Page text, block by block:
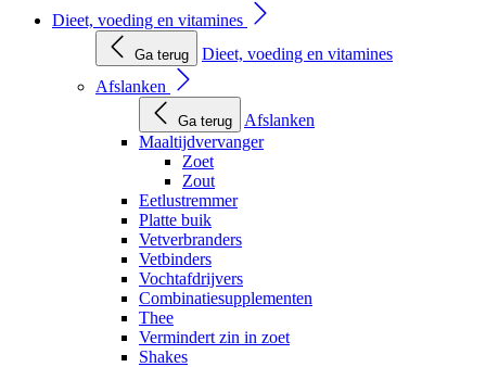
Dieet, voeding en vitamines
Ga terug
Dieet, voeding en vitamines
Afslanken
Ga terug
Afslanken
Maaltijdvervanger
Zoet
Zout
Eetlustremmer
Platte buik
Vetverbranders
Vetbinders
Vochtafdrijvers
Combinatiesupplementen
Thee
Vermindert zin in zoet
Shakes